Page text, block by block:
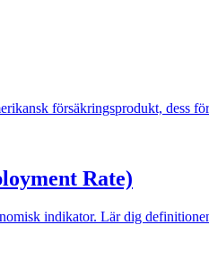
försäkringsprodukt, dess
Rate)
indikator. Lär dig